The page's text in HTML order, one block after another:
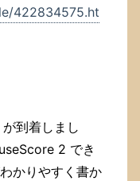
422834575.ht
到着しまし
2 でき
かりやすく書か